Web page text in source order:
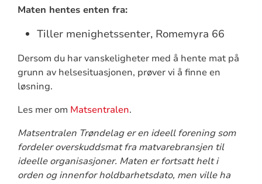
Maten hentes enten fra:
Tiller menighetssenter, Romemyra 66
Dersom du har vanskeligheter med å hente mat på
grunn av helsesituasjonen, prøver vi å finne en
løsning.
Les mer om Matsentralen.
Matsentralen Trøndelag er en ideell forening som
fordeler overskuddsmat fra matvarebransjen til
ideelle organisasjoner. Maten er fortsatt helt i
orden og innenfor holdbarhetsdato, men ville ha